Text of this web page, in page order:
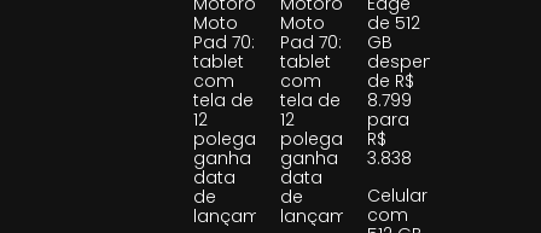
Moto
Pad 70:
tablet
com
tela de
12
polegadas
ganha
data
de
lançamento
Moto
Pad 70:
tablet
com
tela de
12
polegadas
ganha
data
de
lançamento
de 512
GB
despenca
de R$
8.799
para
R$
3.838
Celular
com